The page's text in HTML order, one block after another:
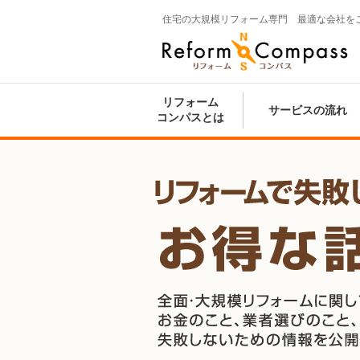
住宅の大規模リフォーム専門 最適な会社を
ス
リフォーム
コンパスとは
サービスの流れ